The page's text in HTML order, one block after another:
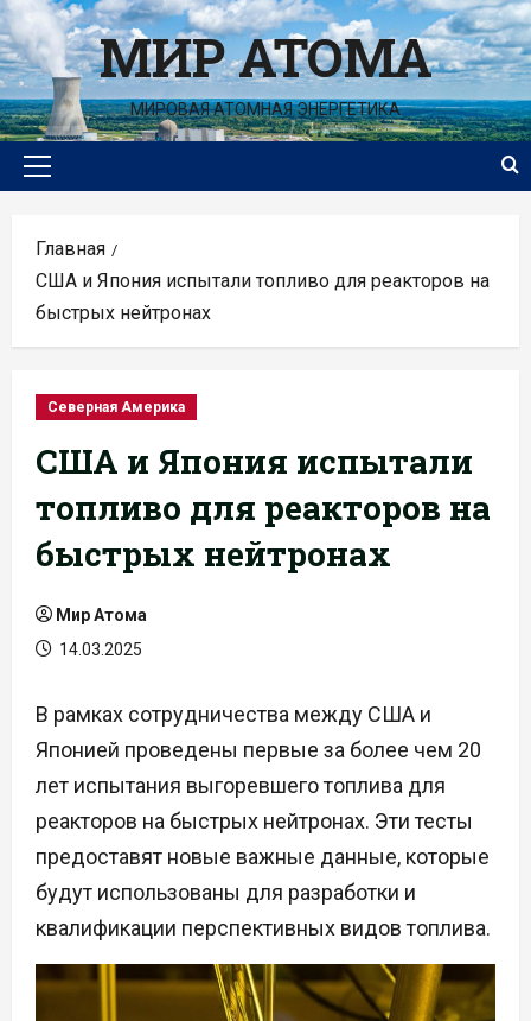
Перейти
к
содержимомуМИР АТОМА
МИРОВАЯ АТОМНАЯ ЭНЕРГЕТИКА
Основное
Главная
США и Япония испытали топливо для реакторов на
быстрых нейтронах
Северная Америка
США и Япония испытали
топливо для реакторов на
быстрых нейтронах
Мир Атома
14.03.2025
В рамках сотрудничества между США и
Японией проведены первые за более чем 20
лет испытания выгоревшего топлива для
реакторов на быстрых нейтронах. Эти тесты
предоставят новые важные данные, которые
будут использованы для разработки и
квалификации перспективных видов топлива.